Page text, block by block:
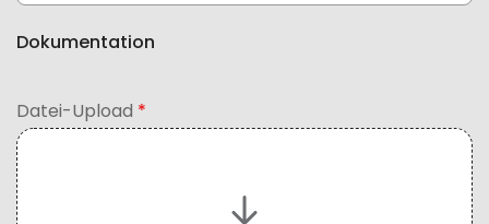
Dokumentation
Datei-Upload *